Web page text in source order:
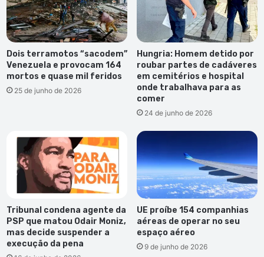
Dois terramotos “sacodem”
Venezuela e provocam 164
mortos e quase mil feridos
25 de junho de 2026
Hungria: Homem detido por
roubar partes de cadáveres
em cemitérios e hospital
onde trabalhava para as
comer
24 de junho de 2026
Tribunal condena agente da
PSP que matou Odair Moniz,
mas decide suspender a
execução da pena
UE proíbe 154 companhias
aéreas de operar no seu
espaço aéreo
9 de junho de 2026